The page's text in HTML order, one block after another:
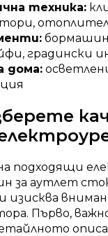
техника:
градински
дома:
подходящи
за аутлет
изисква
Първо,